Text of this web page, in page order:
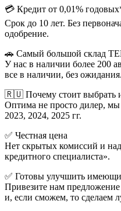
💳 Кредит от 0,01%
Срок до 10 лет. Без
одобрение.
🚗 Самый большой склад
У нас в наличии более 200
все в наличии, без ожидания.
🇷🇺 Почему стоит выбрать
Оптима не просто дилер,
2023, 2024, 2025 гг.
✅ Честная цена
Нет скрытых комиссий и
кредитного специалиста».
✅ Готовы улучшить
Привезите нам
и, если сможем, то сделаем